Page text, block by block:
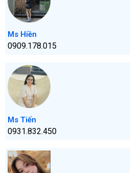
Ms Hiền
0909.178.015
Ms Tiến
0931.832.450